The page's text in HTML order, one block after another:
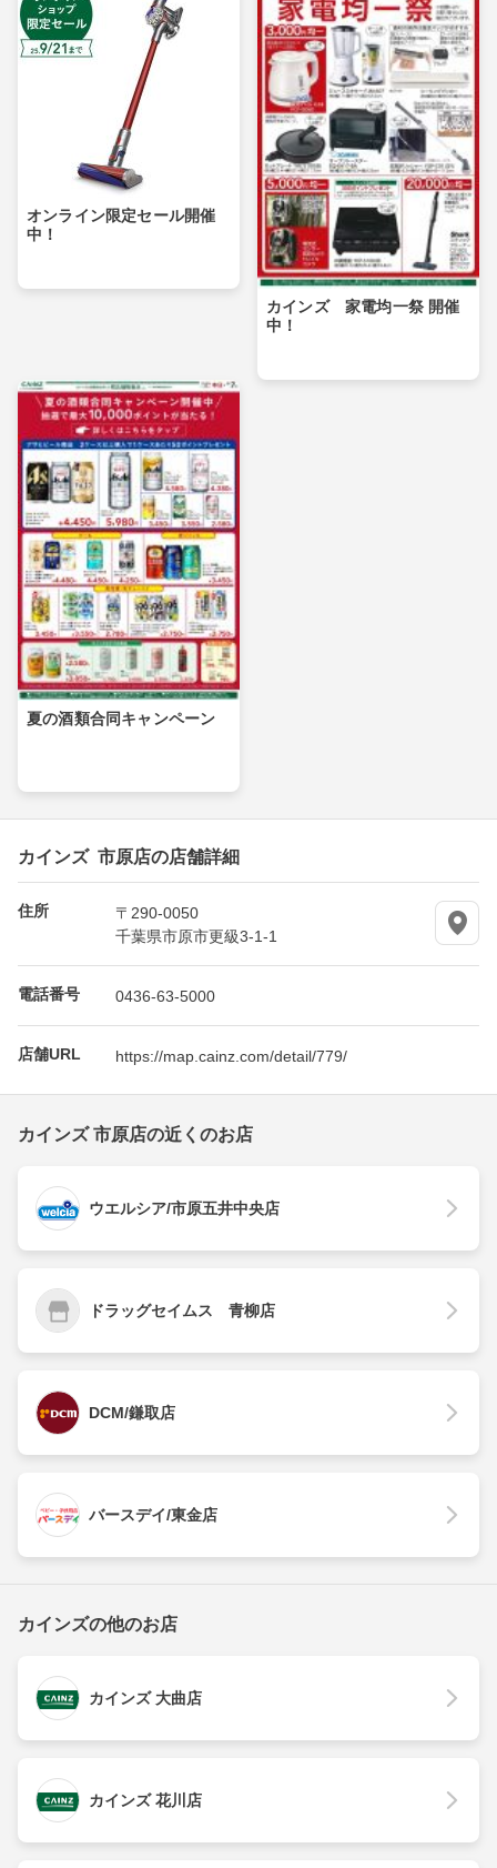
オンライン限定セール開催
中！
カインズ 家電均一祭 開催
中！
夏の酒類合同キャンペーン
カインズ 市原店の店舗詳細
住所
〒290-0050
千葉県市原市更級3-1-1
電話番号 0436-63-5000
店舗URL https://map.cainz.com/detail/779/
カインズ 市原店の近くのお店
ウエルシア/市原五井中央店
ドラッグセイムス 青柳店
DCM/鎌取店
バースデイ/東金店
カインズの他のお店
カインズ 大曲店
カインズ 花川店